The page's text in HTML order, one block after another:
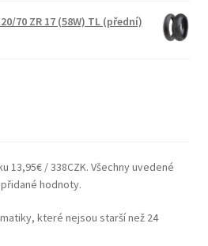
70 ZR 17 (58W) TL (přední)
13,95€ / 338CZK. Všechny uvedené
hodnoty.
které nejsou starší než 24